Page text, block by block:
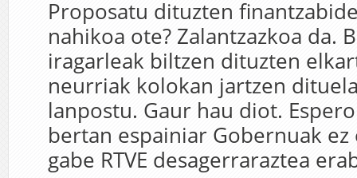
Proposatu dituzten
nahikoa ote? Zalantzazkoa da.
iragarleak biltzen dituzten
neurriak kolokan jartzen
lanpostu. Gaur hau diot.
bertan espainiar Gobernuak ez
gabe RTVE desagerraraztea